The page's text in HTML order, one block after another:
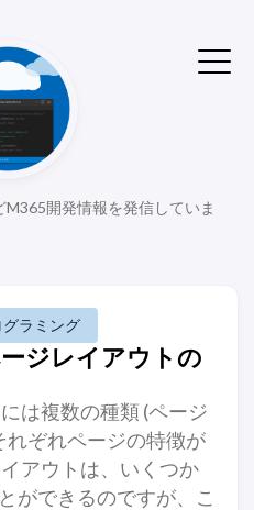
開発情報を発信していま
ラミング
ジレイアウトの
は複数の種類 (ページ
れぞれページの特徴が
アウトは、いくつか
ができるのですが、こ